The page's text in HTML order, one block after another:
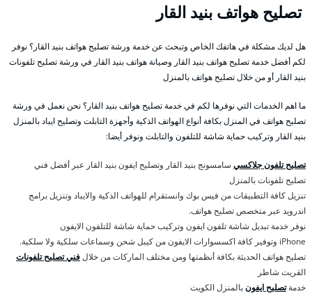
تصليح هواتف بنيد القار
هل لديك مشكلة في هاتفك الخاص وتبحث عن خدمة ورشة تصليح هواتف بنيد القار؟ نوفر
لكم أفضل خدمة تصليح هواتف بنيد القار وصيانة هواتف بنيد القار في ورشة تصليح تلفونات
بنيد القار أو من خلال تصليح هواتف بالمنزل
ما اهم الخدمات التي نوفرها لكم في خدمة تصليح هواتف بنيد القار؟ نحن نعمل في ورشة
تصليح هواتف في المنزل بكافة أنواع الهواتف الذكية وأجهزة التابلت وتصليح ايباد بالمنزل
بنيد القار وتركيب حماية شاشة للتلفون والتابلت ونوفر أيضا:
تصليح تلفون جلاكسي سامسونج بنيد القار وتصليح ايفون بنيد القار عبر أفضل فني
تصليح تلفونات بالمنزل
تنزيل كافة التطبيقات من فيس بوك وانستقرام للهواتف الذكية والايباد وتنزيل برامج
اندرويد عبر متخصص تصليح هواتف.
نوفر خدمة تبديل شاشة تلفون ايفون وتركيب حماية شاشة للتلفون الايفون
iPhone وتوفير كافة اكسسوارات الايفون من كيبل شحن وسماعات سلكية ولا سلكية.
تصليح هواتف الحديثة بكافة أنظمتها ومن مختلف الماركات من خلالفني تصليح تلفونات
القريت شاطر
خدمةتصليح ايفونبالمنزل الكويت